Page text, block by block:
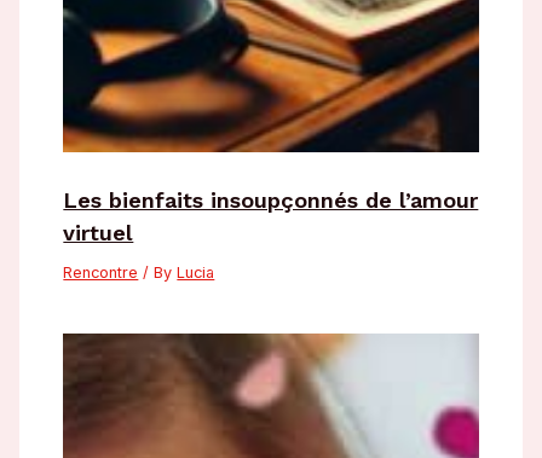
Les bienfaits insoupçonnés de l’amour
virtuel
Rencontre / ByLucia